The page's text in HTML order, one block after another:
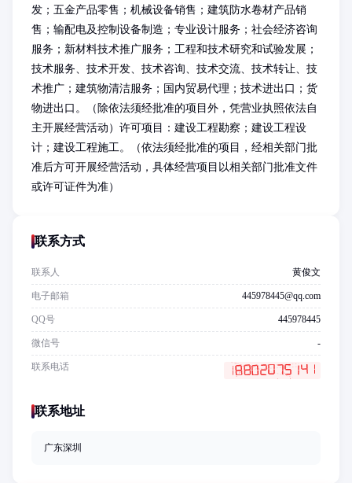
发；五金产品零售；机械设备销售；建筑防水卷材产品销
售；输配电及控制设备制造；专业设计服务；社会经济咨询
服务；新材料技术推广服务；工程和技术研究和试验发展；
技术服务、技术开发、技术咨询、技术交流、技术转让、技
术推广；建筑物清洁服务；国内贸易代理；技术进出口；货
物进出口。（除依法须经批准的项目外，凭营业执照依法自
主开展经营活动）许可项目：建设工程勘察；建设工程设
计；建设工程施工。（依法须经批准的项目，经相关部门批
准后方可开展经营活动，具体经营项目以相关部门批准文件
或许可证件为准）
联系方式
联系人 黄俊文
电子邮箱 445978445@qq.com
QQ号 445978445
微信号 -
联系电话
联系地址
广东深圳